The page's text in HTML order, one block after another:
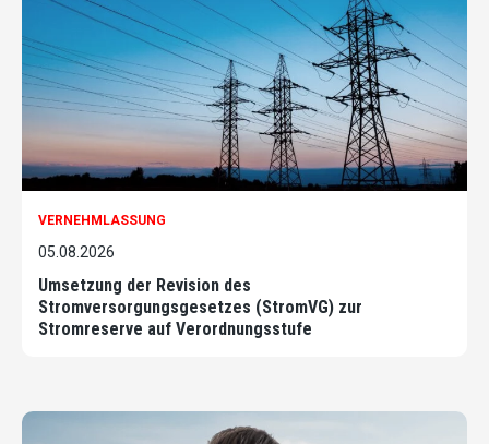
VERNEHMLASSUNG
05.08.2026
Umsetzung der Revision des
Stromversorgungsgesetzes (StromVG) zur
Stromreserve auf Verordnungsstufe